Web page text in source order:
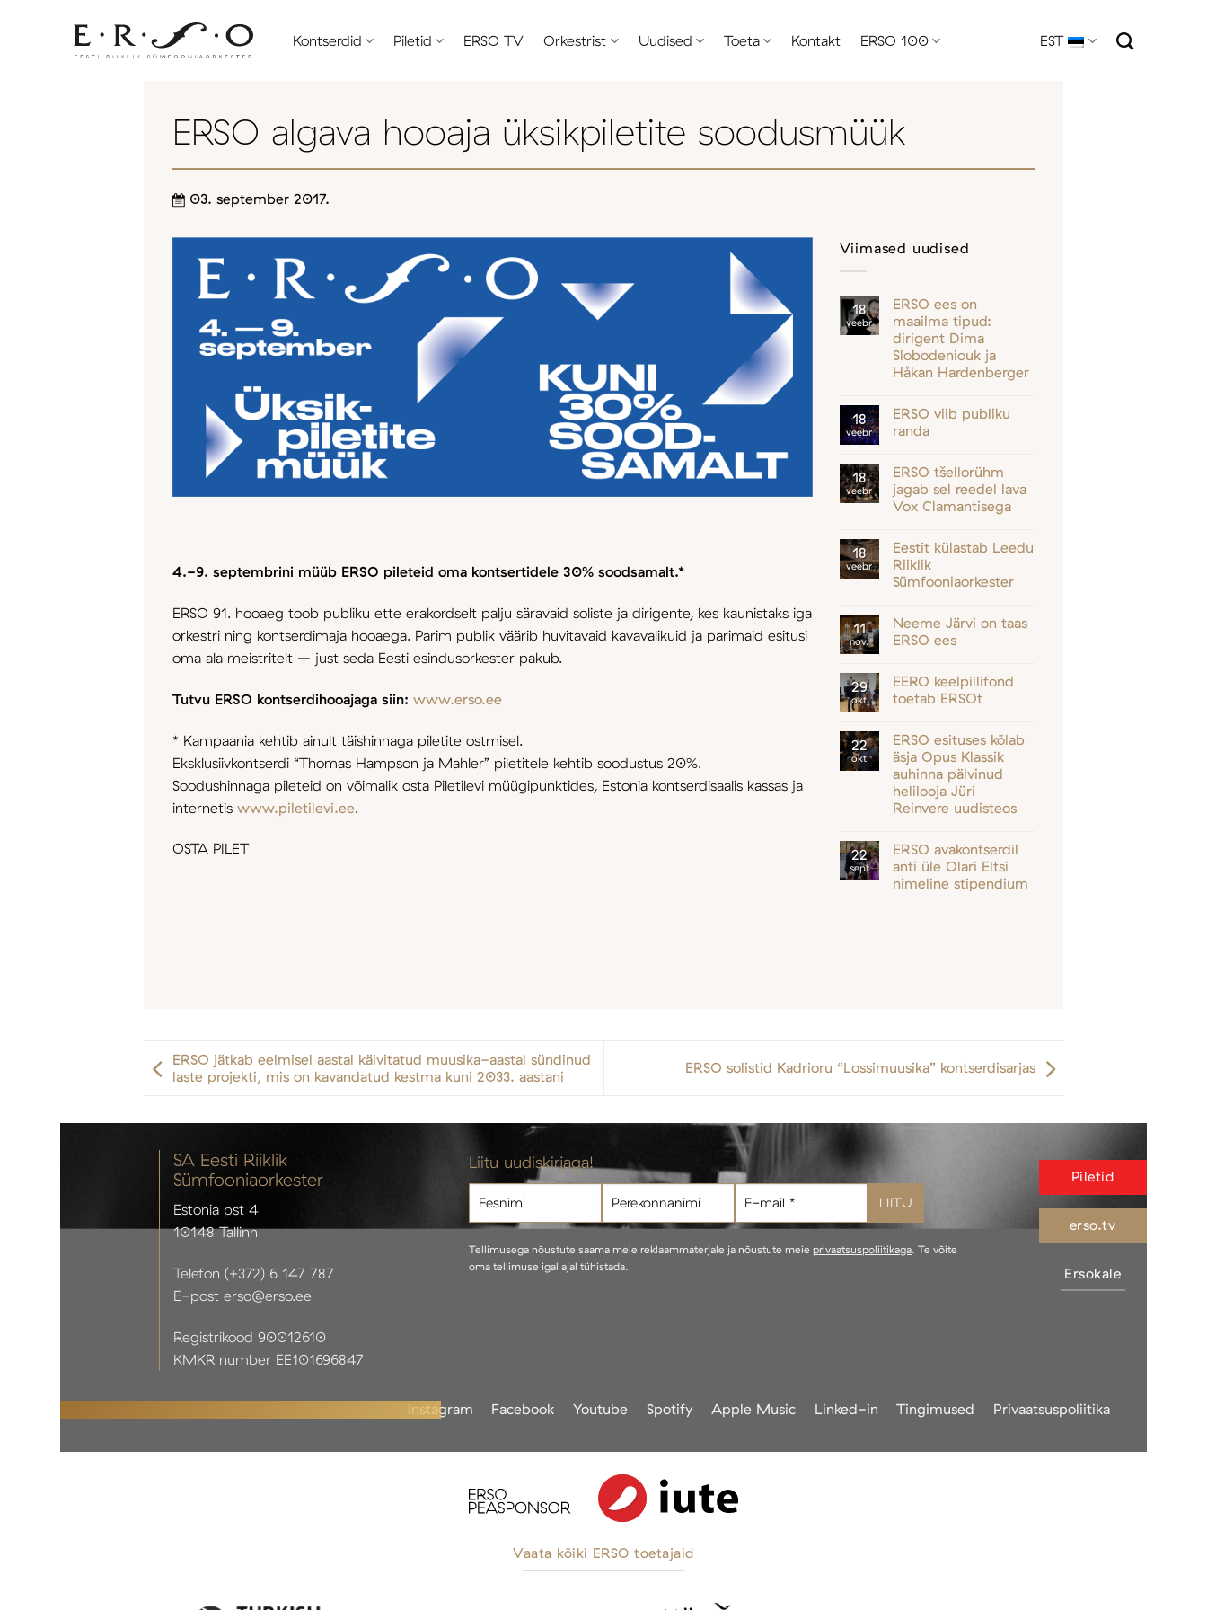
Kontserdid Piletid ERSO TV Orkestrist Uudised Toeta Kontakt ERSO 100 EST
ERSO algava hooaja üksikpiletite soodusmüük
03. september 2017.
4.-9. septembrini müüb ERSO pileteid oma kontsertidele 30% soodsamalt.*
ERSO 91. hooaeg toob publiku ette erakordselt palju säravaid soliste ja dirigente, kes kaunistaks iga
orkestri ning kontserdimaja hooaega. Parim publik väärib huvitavaid kavavalikuid ja parimaid esitusi
oma ala meistritelt – just seda Eesti esindusorkester pakub.
Tutvu ERSO kontserdihooajaga siin: www.erso.ee
* Kampaania kehtib ainult täishinnaga piletite ostmisel.
Eksklusiivkontserdi “Thomas Hampson ja Mahler” piletitele kehtib soodustus 20%.
Soodushinnaga pileteid on võimalik osta Piletilevi müügipunktides, Estonia kontserdisaalis kassas ja
internetis www.piletilevi.ee.
OSTA PILET
Viimased uudised
18
veebr
ERSO ees on
maailma tipud:
dirigent Dima
Slobodeniouk ja
Håkan Hardenberger
18
veebr
ERSO viib publiku
randa
18
veebr
ERSO tšellorühm
jagab sel reedel lava
Vox Clamantisega
18
veebr
Eestit külastab Leedu
Riiklik
Sümfooniaorkester
11
nov.
Neeme Järvi on taas
ERSO ees
29
okt
EERO keelpillifond
toetab ERSOt
22
okt
ERSO esituses kõlab
äsja Opus Klassik
auhinna pälvinud
helilooja Jüri
Reinvere uudisteos
22
sept
ERSO avakontserdil
anti üle Olari Eltsi
nimeline stipendium
ERSO jätkab eelmisel aastal käivitatud muusika-aastal sündinud
laste projekti, mis on kavandatud kestma kuni 2033. aastani
ERSO solistid Kadrioru “Lossimuusika” kontserdisarjas
SA Eesti Riiklik
Sümfooniaorkester
Estonia pst 4
10148 Tallinn
Telefon (+372) 6 147 787
E-post erso@erso.ee
Registrikood 90012610
KMKR number EE101696847
Liitu uudiskirjaga!
Tellimusega nõustute saama meie reklaammaterjale ja nõustute meie privaatsuspoliitikaga. Te võite
oma tellimuse igal ajal tühistada.
Piletid
erso.tv
Ersokale
Instagram Facebook Youtube Spotify Apple Music Linked-in Tingimused Privaatsuspoliitika
Vaata kõiki ERSO toetajaid